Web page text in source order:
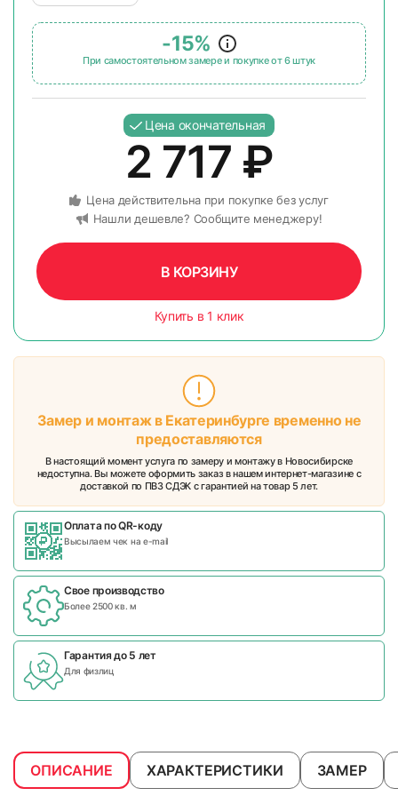
-15%
При самостоятельном замере и покупке от 6 штук
Цена окончательная
2 717 ₽
Цена действительна при покупке без услуг
Нашли дешевле? Сообщите менеджеру!
В КОРЗИНУ
Купить в 1 клик
Замер и монтаж в Екатеринбурге временно не
предоставляются
В настоящий момент услуга по замеру и монтажу в Новосибирске
недоступна. Вы можете оформить заказ в нашем интернет-магазине с
доставкой по ПВЗ СДЭК с гарантией на товар 5 лет.
Оплата по QR-коду
Высылаем чек на e-mail
Свое производство
Более 2500 кв. м
Гарантия до 5 лет
Для физлиц
ОПИСАНИЕ ХАРАКТЕРИСТИКИ ЗАМЕР